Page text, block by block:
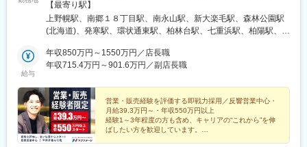
早島駅、安芸中野駅、山陽女学園前駅、牛田駅(広島県)、神辺駅、
東福山駅、山口駅(山口県)、防府駅、吉成駅、丸亀駅、円座駅、土
駅、折尾駅、室見駅、門司駅、佐賀駅、道ノ尾駅、幸駅、平成
駅、竜田口駅、鶴崎駅、南大分駅、南延岡駅、日向住吉駅、上塩
岡県)、藤代駅、羽犬塚駅、西新井大師西駅、武蔵関駅、寒川駅、
洋光台駅、鷺沼駅、平塚駅、宮之阪駅、放出駅、要町駅、妙国寺
前駅、尻手駅、京成幕張駅、センター北駅、大須観音駅、南茨木
駅(阪急線)、糀谷駅、追分駅(三重県)、等々力駅、はなみずき通
駅、志村坂上駅、本郷駅(愛知県)、長沼駅(静岡県)、西富井駅、
については下記＜勤務地一覧＞をご確認ください。●本求人は、全
国転勤ありの『グローバル型』の募集となります。新店舗も増え
続けているため、ポストも拡大中！早期キャリアアップをご希望
限定(中域型)・転勤なし(地域型)での勤務形態も選択可能です！★
自動車通勤OK（一部除く）★受動喫煙対策あり※下記勤務地補足
ジ水戸南店／茨城県東茨城郡茨城町長岡矢頭3530SUV LAND名古
屋／愛知県名古屋市緑区大高町丸の内36番1
【最寄り駅】
上野幌駅、南郷１８丁目駅、南永山駅、新大楽毛駅、森林公園駅
(北海道)、発寒駅、環状通東駅、柏林台駅、七重浜駅、柏陽駅、運
野駅、中野栄駅、八乙女駅、黒松駅(宮城県)、新利府駅、船岡駅
(宮城県)、泉中央駅、塚目駅、館腰駅、土崎駅、漆山駅(山形県)、
駅、石岡駅、常陸多賀駅、岡本駅(栃木県)、小山駅、西那須野駅、
新伊勢崎駅、西小泉駅、北戸田駅、与野本町駅、幸手駅、吹上駅
(埼玉県)、北上尾駅、新座駅、草加駅、動物公園駅、習志野駅、柏
駅、柏たなか駅、幕張駅、公津の杜駅、木更津駅、南町田グラン
ベリーパーク駅、青砥駅、小平駅、中神駅、上野毛駅、千川駅、
給与
年収850万円～1550万円／店長職
年収715.4万円～901.6万円／副店長職
営業・販売経験を評価する即戦力採用／反響営業中心・
月給39.3万円～・年収550万円以上
経験1～3年程度の方も含め、キャリアの“これから”を伸
ばしたい方を歓迎しています。